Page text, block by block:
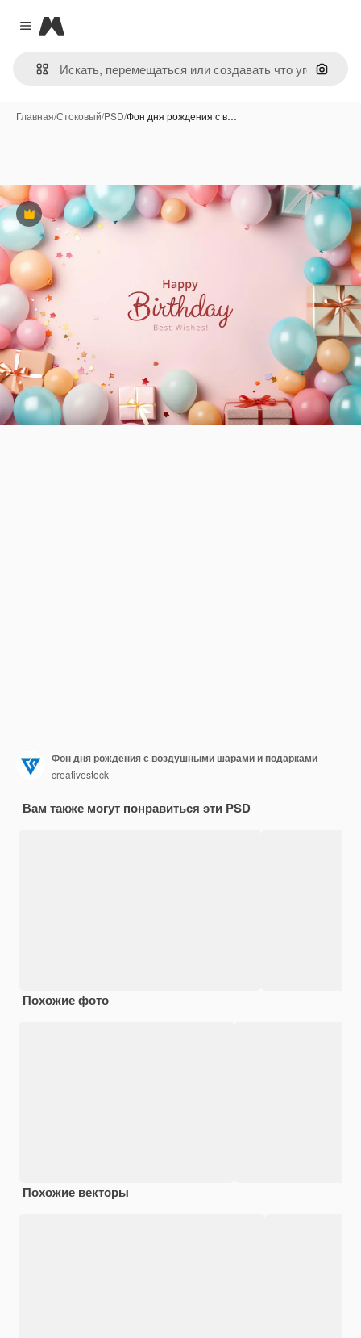
Close menu
Magnific
Поиск
Главная/Стоковый/PSD/Фон дня рождения с в…
Премиум
Фон дня рождения с воздушными шарами и подарками
creativestock
Вам также могут понравиться эти PSD
Похожие фото
Похожие векторы